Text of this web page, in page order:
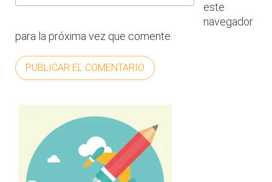
este
navegador
para la próxima vez que comente.